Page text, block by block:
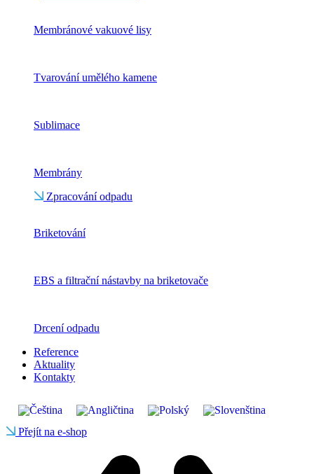
Membránové vakuové lisy
Tvarování umělého kamene
Sublimace
Membrány
Zpracování odpadu
Briketování
EBS a filtrační nástavby na briketovače
Drcení odpadu
Reference
Aktuality
Kontakty
Přejít na e-shop